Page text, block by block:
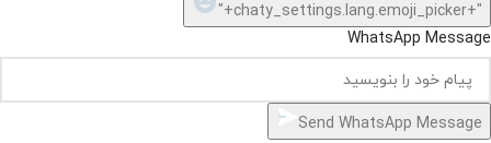
"+chaty_settings.lang.emoji_picker+"
WhatsApp Message
Send WhatsApp Message